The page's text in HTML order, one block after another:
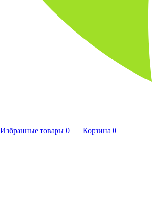
Избранные товары 0 Корзина 0